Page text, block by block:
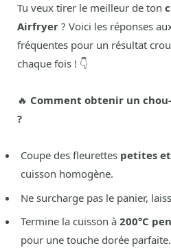
Tu veux tirer le meilleur de ton
Airfryer ? Voici les réponses
fréquentes pour un résultat
chaque fois ! 👇
🔥 Comment obtenir un
?
Coupe des fleurettes petites
cuisson homogène.
Ne surcharge pas le panier,
Termine la cuisson à 200°C
pour une touche dorée parfaite.